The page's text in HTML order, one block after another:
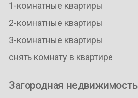
1-комнатные квартиры
2-комнатные квартиры
3-комнатные квартиры
снять комнату в квартире
Загородная недвижимость